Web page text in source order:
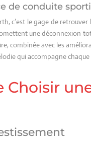
de conduite
c’est le gage de
une déconnexion
combinée avec les
qui accompagne
Choisir